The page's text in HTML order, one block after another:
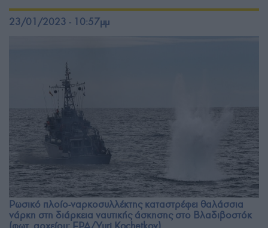
23/01/2023 - 10:57μμ
Ρωσικό πλοίο-ναρκοσυλλέκτης καταστρέφει θαλάσσια
νάρκη στη διάρκεια ναυτικής άσκησης στο Βλαδιβοστόκ